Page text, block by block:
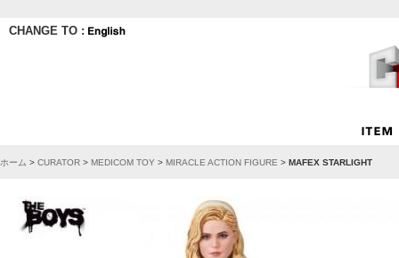
CHANGE TO :
ホーム > CURATOR > MEDICOM TOY > MIRACLE ACTION FIGURE > MAFEX STARLIGHT